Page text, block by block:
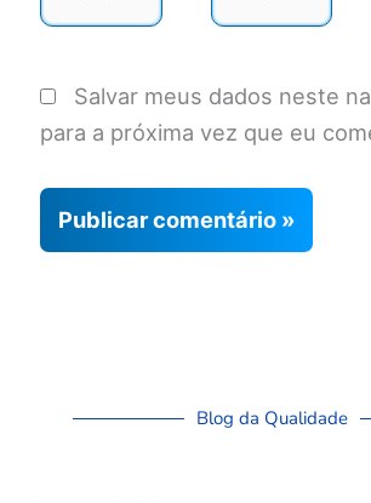
Salvar meus dados neste
para a próxima vez que eu
Blog da Qualidade